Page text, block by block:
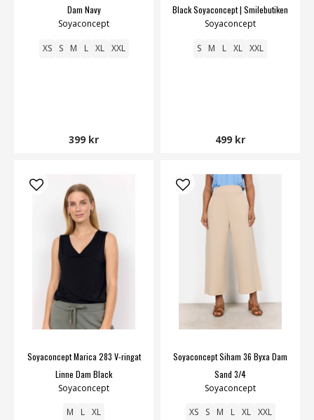
Dam Navy
Soyaconcept
XS S M L XL XXL
399 kr
Black Soyaconcept | Smilebutiken
Soyaconcept
S M L XL XXL
499 kr
Soyaconcept Marica 283 V-ringat
Linne Dam Black
Soyaconcept
M L XL
Soyaconcept Siham 36 Byxa Dam
Sand 3/4
Soyaconcept
XS S M L XL XXL